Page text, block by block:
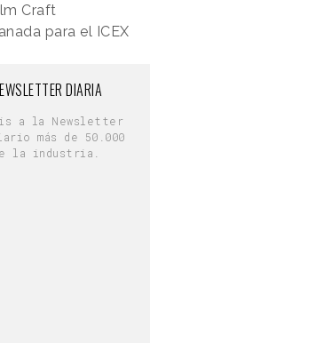
Craft
para el ICEX
DIARIA
a la Newsletter
más de 50.000
la industria.